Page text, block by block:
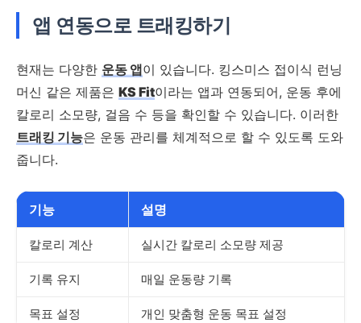
앱 연동으로 트래킹하기
현재는 다양한 운동 앱이 있습니다. 킹스미스 접이식 런닝
머신 같은 제품은 KS Fit이라는 앱과 연동되어, 운동 후에
칼로리 소모량, 걸음 수 등을 확인할 수 있습니다. 이러한
트래킹 기능은 운동 관리를 체계적으로 할 수 있도록 도와
줍니다.
기능 설명
칼로리 계산 실시간 칼로리 소모량 제공
기록 유지 매일 운동량 기록
목표 설정 개인 맞춤형 운동 목표 설정